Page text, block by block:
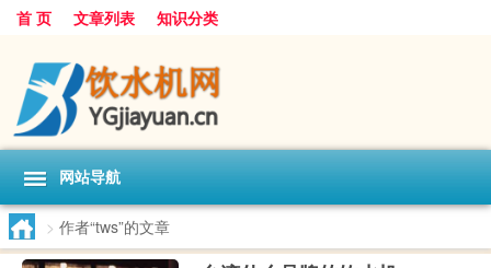
首 页 文章列表 知识分类
网站导航
> 作者“tws”的文章